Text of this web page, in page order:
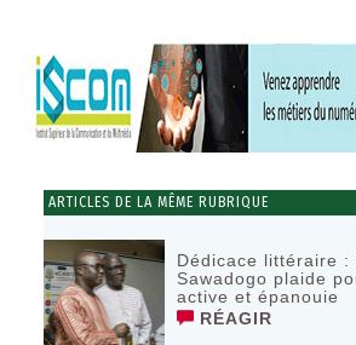
ARTICLES DE LA MÊME RUBRIQUE
Dédicace littéraire :
Sawadogo plaide
active et épanouie
RÉAGIR